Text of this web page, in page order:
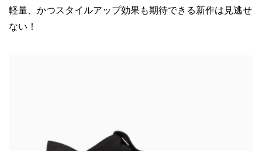
軽量、かつスタイルアップ効果も期待できる新作は見逃せ
ない！